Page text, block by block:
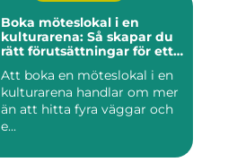
Boka möteslokal i en
kulturarena: Så skapar du
rätt förutsättningar för ett
Att boka en möteslokal i en
kulturarena handlar om mer
än att hitta fyra väggar och
e...